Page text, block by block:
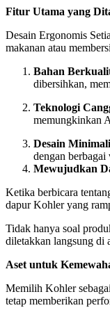
Fitur Utama yang
Desain Ergonomis
makanan atau
Bahan
dibersihkan,
Teknologi
memungkinkan
Desain
dengan
Mewujudkan
Ketika berbicara
dapur Kohler yang
Tidak hanya soal
diletakkan langsung di
Aset untuk
Memilih Kohler
tetap memberikan